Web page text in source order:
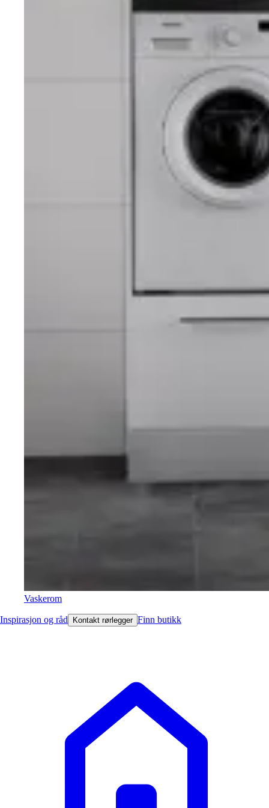
Vaskerom
Inspirasjon og råd Kontakt rørlegger Finn butikk